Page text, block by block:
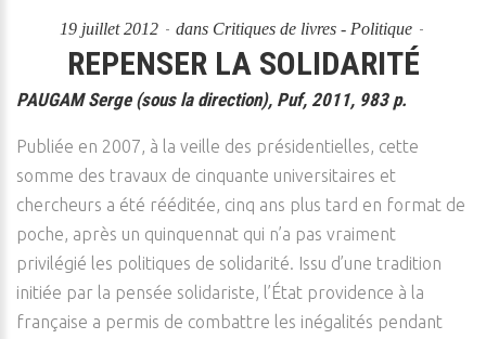
19 juillet 2012 dans Critiques de livres - Politique
REPENSER LA SOLIDARITÉ
PAUGAM Serge (sous la direction), Puf, 2011, 983 p.
Publiée en 2007, à la veille des présidentielles, cette
somme des travaux de cinquante universitaires et
chercheurs a été rééditée, cinq ans plus tard en format de
poche, après un quinquennat qui n’a pas vraiment
privilégié les politiques de solidarité. Issu d’une tradition
initiée par la pensée solidariste, l’État providence à la
française a permis de combattre les inégalités pendant